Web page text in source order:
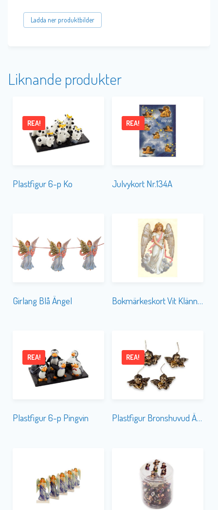
Ladda ner produktbilder
Liknande produkter
Plastfigur 6-p Ko
REA!
Julvykort Nr.134A
REA!
Girlang Blå Ängel Bokmärkeskort Vit Klänning 5017
Plastfigur 6-p Pingvin
REA!
Plastfigur Bronshuvud Ängel
REA!